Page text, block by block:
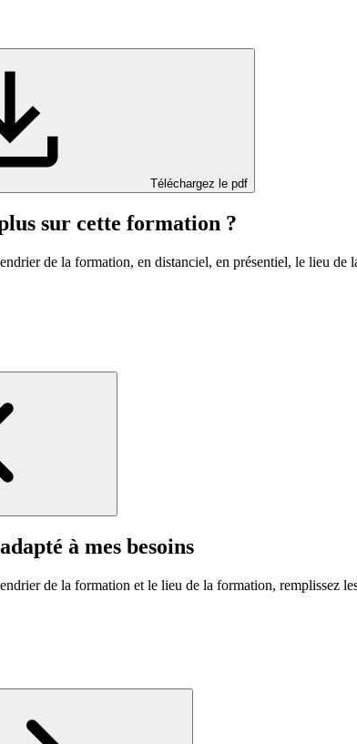
Téléchargez le pdf
sur cette formation ?
de la formation, en distanciel, en présentiel, le lieu de
à mes besoins
de la formation et le lieu de la formation, remplissez